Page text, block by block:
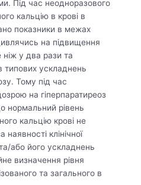
Під час неодноразового
кальцію в крові в
показники в межах
на підвищення
ніж у два рази та
типових ускладнень
Тому під час
на гіперпаратиреоз
нормальний рівень
кальцію крові не
клінічної
або його ускладнень
визначення рівня
та загального в